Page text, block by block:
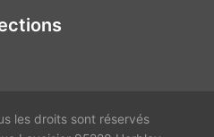
les droits sont réservés